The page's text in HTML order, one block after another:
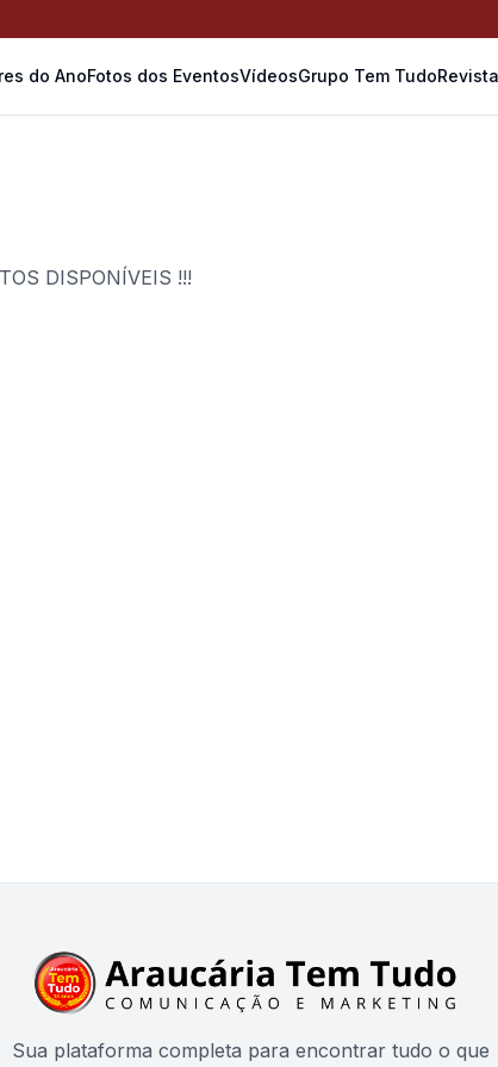
do AnoFotos dos EventosVídeosGrupo Tem Tudo
DISPONÍVEIS !!!
Sua plataforma completa para encontrar tudo o que